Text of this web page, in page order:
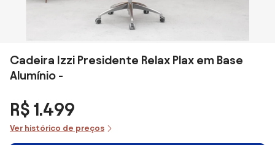
Cadeira Izzi Presidente Relax Plax em Base
Alumínio -
R$ 1.499
Ver histórico de preços